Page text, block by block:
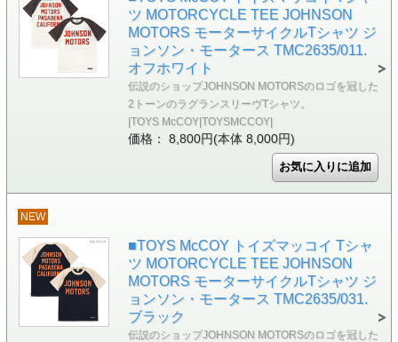
ツ MOTORCYCLE TEE JOHNSON
MOTORS モーターサイクルTシャツ ジ
ョンソン・モータース TMC2635/011.
オフホワイト
伝説のショップJOHNSON MOTORSのロゴを冠した
2トーンのラグランスリーヴTシャツ。
|TOYS McCOY|TOYSMCCOY|
価格： 8,800円(本体 8,000円)
NEW
■TOYS McCOY トイズマッコイ Tシャ
ツ MOTORCYCLE TEE JOHNSON
MOTORS モーターサイクルTシャツ ジ
ョンソン・モータース TMC2635/031.
ブラック
伝説のショップJOHNSON MOTORSのロゴを冠した